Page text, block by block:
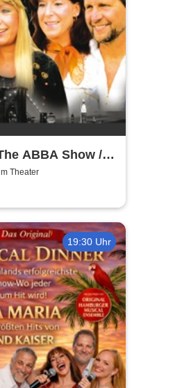
ABBA Show /
- a tribute to
Theater
19:30 Uhr